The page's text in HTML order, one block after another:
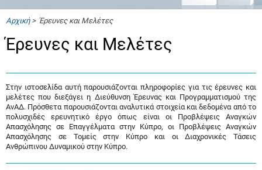
Αρχική> Έρευνες και Μελέτες
Έρευνες και Μελέτες
Στην ιστοσελίδα αυτή παρουσιάζονται πληροφορίες για τις έρευνες και
μελέτες που διεξάγει η Διεύθυνση Έρευνας και Προγραμματισμού της
ΑνΑΔ. Πρόσθετα παρουσιάζονται αναλυτικά στοιχεία και δεδομένα από το
πολυσχιδές ερευνητικό έργο όπως είναι οι Προβλέψεις Αναγκών
Απασχόλησης σε Επαγγέλματα στην Κύπρο, οι Προβλέψεις Αναγκών
Απασχόλησης σε Τομείς στην Κύπρο και οι Διαχρονικές Τάσεις
Ανθρώπινου Δυναμικού στην Κύπρο.